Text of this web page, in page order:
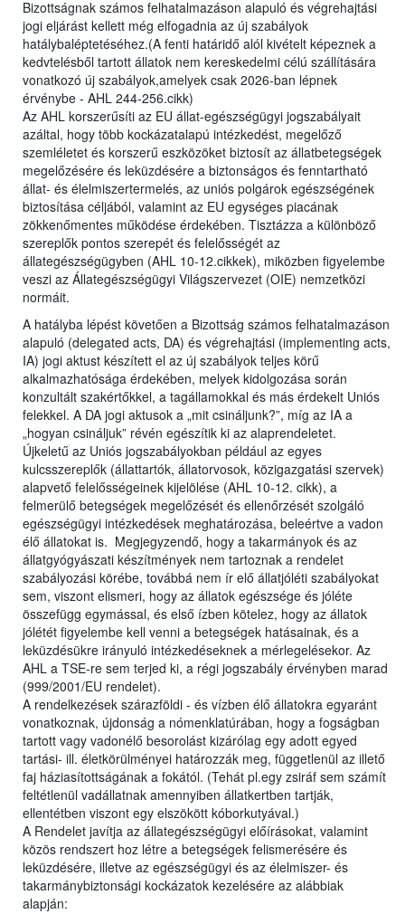
Bizottságnak számos felhatalmazáson alapuló és végrehajtási
jogi eljárást kellett még elfogadnia az új szabályok
hatálybaléptetéséhez.(A fenti határidő alól kivételt képeznek a
kedvtelésből tartott állatok nem kereskedelmi célú szállítására
vonatkozó új szabályok,amelyek csak 2026-ban lépnek
érvénybe - AHL 244-256.cikk)
Az AHL korszerűsíti az EU állat-egészségügyi jogszabályait
azáltal, hogy több kockázatalapú intézkedést, megelőző
szemléletet és korszerű eszközöket biztosít az állatbetegségek
megelőzésére és leküzdésére a biztonságos és fenntartható
állat- és élelmiszertermelés, az uniós polgárok egészségének
biztosítása céljából, valamint az EU egységes piacának
zökkenőmentes működése érdekében. Tisztázza a különböző
szereplők pontos szerepét és felelősségét az
állategészségügyben (AHL 10-12.cikkek), miközben figyelembe
veszi az Állategészségügyi Világszervezet (OIE) nemzetközi
normáit.
A hatályba lépést követően a Bizottság számos felhatalmazáson
alapuló (delegated acts, DA) és végrehajtási (implementing acts,
IA) jogi aktust készített el az új szabályok teljes körű
alkalmazhatósága érdekében, melyek kidolgozása során
konzultált szakértőkkel, a tagállamokkal és más érdekelt Uniós
felekkel. A DA jogi aktusok a „mit csináljunk?”, míg az IA a
„hogyan csináljuk” révén egészítik ki az alaprendeletet.
Újkeletű az Uniós jogszabályokban például az egyes
kulcsszereplők (állattartók, állatorvosok, közigazgatási szervek)
alapvető felelősségeinek kijelölése (AHL 10-12. cikk), a
felmerülő betegségek megelőzését és ellenőrzését szolgáló
egészségügyi intézkedések meghatározása, beleértve a vadon
élő állatokat is. Megjegyzendő, hogy a takarmányok és az
állatgyógyászati készítmények nem tartoznak a rendelet
szabályozási körébe, továbbá nem ír elő állatjóléti szabályokat
sem, viszont elismeri, hogy az állatok egészsége és jóléte
összefügg egymással, és első ízben kötelez, hogy az állatok
jólétét figyelembe kell venni a betegségek hatásainak, és a
leküzdésükre irányuló intézkedéseknek a mérlegelésekor. Az
AHL a TSE-re sem terjed ki, a régi jogszabály érvényben marad
(999/2001/EU rendelet).
A rendelkezések szárazföldi - és vízben élő állatokra egyaránt
vonatkoznak, újdonság a nómenklatúrában, hogy a fogságban
tartott vagy vadonélő besorolást kizárólag egy adott egyed
tartási- ill. életkörülményei határozzák meg, függetlenül az illető
faj háziasítottságának a fokától. (Tehát pl.egy zsiráf sem számít
feltétlenül vadállatnak amennyiben állatkertben tartják,
ellentétben viszont egy elszökött kóborkutyával.)
A Rendelet javítja az állategészségügyi előírásokat, valamint
közös rendszert hoz létre a betegségek felismerésére és
leküzdésére, illetve az egészségügyi és az élelmiszer- és
takarmánybiztonsági kockázatok kezelésére az alábbiak
alapján: